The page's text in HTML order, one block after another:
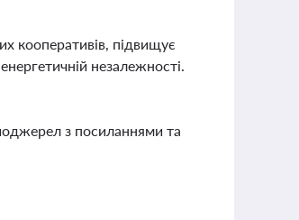
кооперативів, підвищує
незалежності.
з посиланнями та